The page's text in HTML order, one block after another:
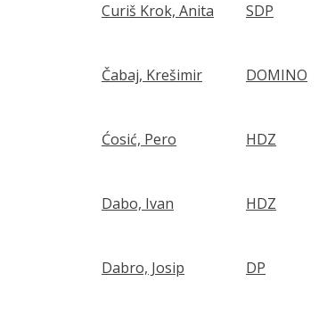
Curiš Krok, Anita SDP
Čabaj, Krešimir DOMINO
Ćosić, Pero HDZ
Dabo, Ivan HDZ
Dabro, Josip DP